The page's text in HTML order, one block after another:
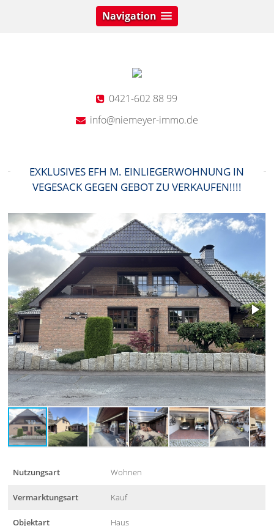
Navigation
0421-602 88 99
info@niemeyer-immo.de
EXKLUSIVES EFH M. EINLIEGERWOHNUNG IN
VEGESACK GEGEN GEBOT ZU VERKAUFEN!!!!
Nutzungsart Wohnen
Vermarktungsart Kauf
Objektart Haus